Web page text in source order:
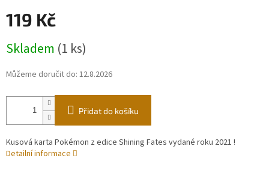
119 Kč
cena:
Skladem (1 ks)
Můžeme doručit do: 12.8.2026
Přidat do košíku
Kusová karta Pokémon z edice Shining Fates vydané roku 2021 !
Detailní informace